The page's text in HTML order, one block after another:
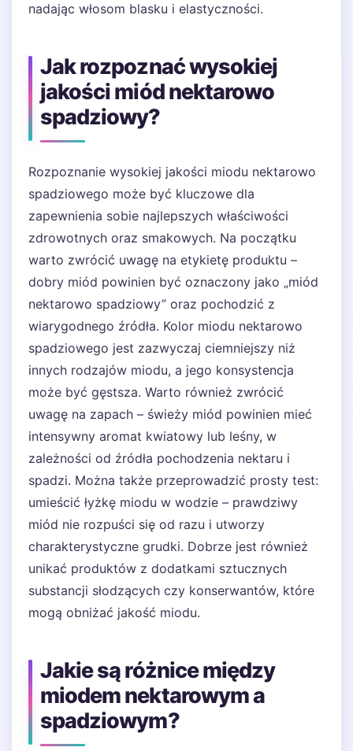
nadając włosom blasku i elastyczności.
Jak rozpoznać wysokiej
jakości miód nektarowo
spadziowy?
Rozpoznanie wysokiej jakości miodu nektarowo
spadziowego może być kluczowe dla
zapewnienia sobie najlepszych właściwości
zdrowotnych oraz smakowych. Na początku
warto zwrócić uwagę na etykietę produktu –
dobry miód powinien być oznaczony jako „miód
nektarowo spadziowy” oraz pochodzić z
wiarygodnego źródła. Kolor miodu nektarowo
spadziowego jest zazwyczaj ciemniejszy niż
innych rodzajów miodu, a jego konsystencja
może być gęstsza. Warto również zwrócić
uwagę na zapach – świeży miód powinien mieć
intensywny aromat kwiatowy lub leśny, w
zależności od źródła pochodzenia nektaru i
spadzi. Można także przeprowadzić prosty test:
umieścić łyżkę miodu w wodzie – prawdziwy
miód nie rozpuści się od razu i utworzy
charakterystyczne grudki. Dobrze jest również
unikać produktów z dodatkami sztucznych
substancji słodzących czy konserwantów, które
mogą obniżać jakość miodu.
Jakie są różnice między
miodem nektarowym a
spadziowym?